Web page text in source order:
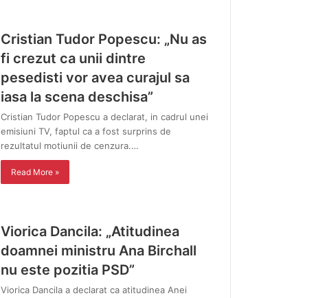
Cristian Tudor Popescu: „Nu as
fi crezut ca unii dintre
pesedisti vor avea curajul sa
iasa la scena deschisa”
Cristian Tudor Popescu a declarat, in cadrul unei
emisiuni TV, faptul ca a fost surprins de
rezultatul motiunii de cenzura.…
Read More »
Viorica Dancila: „Atitudinea
doamnei ministru Ana Birchall
nu este pozitia PSD”
Viorica Dancila a declarat ca atitudinea Anei